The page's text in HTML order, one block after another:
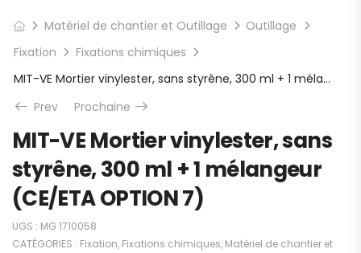
Matériel de chantier et Outillage
Outillage
Fixation
Fixations chimiques
MIT-VE Mortier vinylester, sans styrêne, 300 ml + 1 mélangeur (CE/ETA OPTION 7)
Prev
Prochaine
MIT-VE Mortier vinylester, sans
styrêne, 300 ml + 1 mélangeur
(CE/ETA OPTION 7)
UGS : MG 1710058
CATÉGORIES : Fixation, Fixations chimiques, Matériel de chantier et